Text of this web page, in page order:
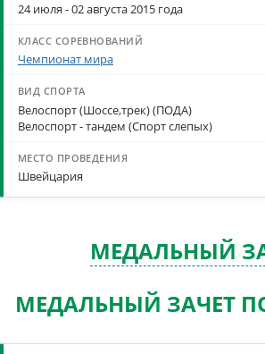
24 июля - 02 августа 2015 года
Чемпионат мира
Велоспорт (Шоссе,трек) (ПОДА)
Велоспорт - тандем (Спорт слепых)
Швейцария
МЕДАЛЬНЫЙ
МЕДАЛЬНЫЙ ЗАЧЕТ